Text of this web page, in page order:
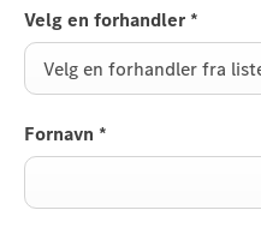
Velg en forhandler *
Velg en forhandler fra
Fornavn *